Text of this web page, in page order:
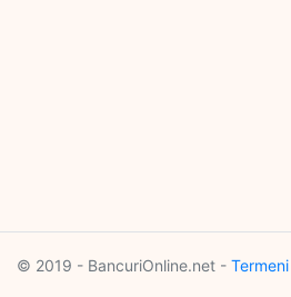
© 2019 - BancuriOnline.net -